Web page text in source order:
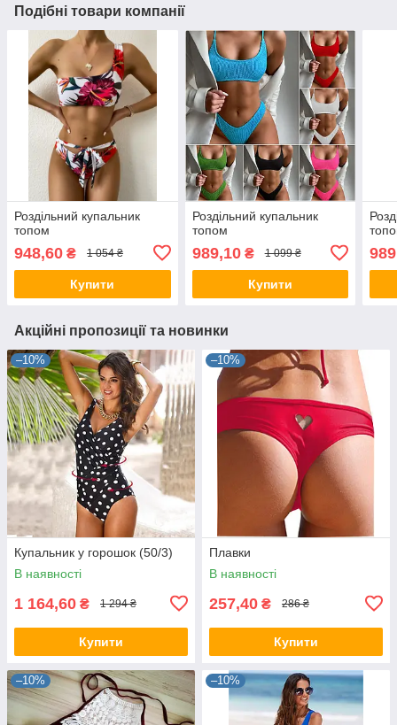
Подібні товари компанії
Роздільний купальник
топом
948,60 ₴ 1 054 ₴
Купити
Роздільний купальник
топом
989,10₴ 1 099 ₴
Купити
Акційні пропозиції та новинки
–10%
Купальник у горошок (50/3)
В наявності
1 164,60 ₴ 1 294 ₴
Купити
–10%
Плавки
В наявності
257,40 ₴ 286 ₴
Купити
–10% –10%